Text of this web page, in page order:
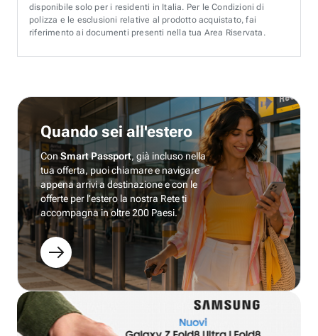
disponibile solo per i residenti in Italia. Per le Condizioni di
polizza e le esclusioni relative al prodotto acquistato, fai
riferimento ai documenti presenti nella tua Area Riservata.
Quando sei all'estero
ConSmart Passport, già incluso nella
tua offerta, puoi chiamare e navigare
appena arrivi a destinazione e con le
offerte per l’estero la nostra Rete ti
accompagna in oltre 200 Paesi.